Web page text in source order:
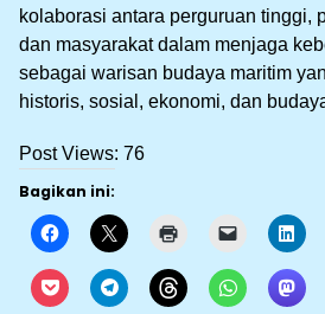
kolaborasi antara perguruan tinggi,
dan masyarakat dalam menjaga
sebagai warisan budaya maritim
historis, sosial, ekonomi, dan
Post Views: 76
Bagikan ini: